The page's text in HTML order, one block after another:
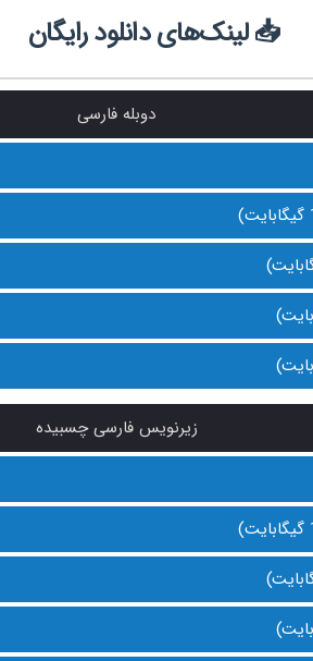
📥 لینک‌های دانلود رایگان
دوبله فارسی
زیرنویس فارسی چسبیده